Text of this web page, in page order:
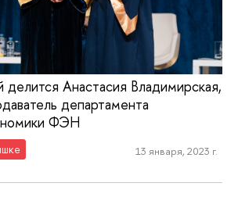
Анастасия Владимирская,
департамента
ФЭН
13 января, 2023 г.